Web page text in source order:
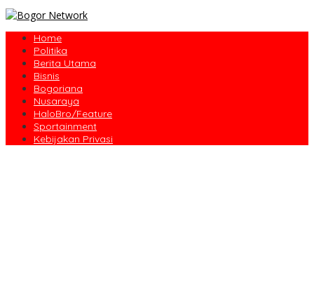
Home
Politika
Berita Utama
Bisnis
Bogoriana
Nusaraya
HaloBro/Feature
Sportainment
Kebijakan Privasi